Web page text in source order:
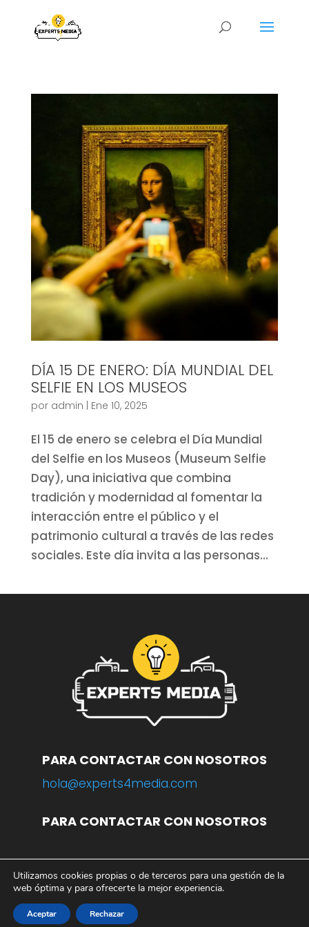
DÍA 15 DE ENERO: DÍA MUNDIAL DEL
SELFIE EN LOS MUSEOS
por admin Ene 10, 2025
El 15 de enero se celebra el Día Mundial
del Selfie en los Museos (Museum Selfie
Day), una iniciativa que combina
tradición y modernidad al fomentar la
interacción entre el público y el
patrimonio cultural a través de las redes
sociales. Este día invita a las personas...
PARA CONTACTAR CON NOSOTROS
hola@experts4media.com
PARA CONTACTAR CON NOSOTROS
© 2023 WEBwww.experts4media.com
AVISO LEGAL|POLÍTICA DE PRIVACIDAD
Utilizamos cookies propias o de terceros para una gestión de la
web óptima y para ofrecerte la mejor experiencia.
Aceptar Rechazar